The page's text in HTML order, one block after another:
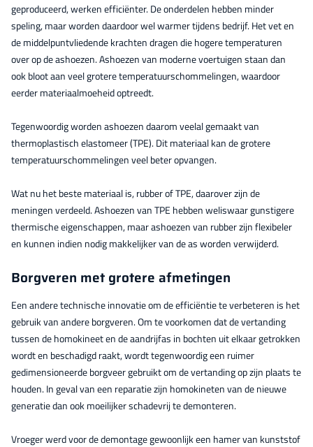
geproduceerd, werken efficiënter. De onderdelen hebben minder
speling, maar worden daardoor wel warmer tijdens bedrijf. Het vet en
de middelpuntvliedende krachten dragen die hogere temperaturen
over op de ashoezen. Ashoezen van moderne voertuigen staan dan
ook bloot aan veel grotere temperatuurschommelingen, waardoor
eerder materiaalmoeheid optreedt.
Tegenwoordig worden ashoezen daarom veelal gemaakt van
thermoplastisch elastomeer (TPE). Dit materiaal kan de grotere
temperatuurschommelingen veel beter opvangen.
Wat nu het beste materiaal is, rubber of TPE, daarover zijn de
meningen verdeeld. Ashoezen van TPE hebben weliswaar gunstigere
thermische eigenschappen, maar ashoezen van rubber zijn flexibeler
en kunnen indien nodig makkelijker van de as worden verwijderd.
Borgveren met grotere afmetingen
Een andere technische innovatie om de efficiëntie te verbeteren is het
gebruik van andere borgveren. Om te voorkomen dat de vertanding
tussen de homokineet en de aandrijfas in bochten uit elkaar getrokken
wordt en beschadigd raakt, wordt tegenwoordig een ruimer
gedimensioneerde borgveer gebruikt om de vertanding op zijn plaats te
houden. In geval van een reparatie zijn homokineten van de nieuwe
generatie dan ook moeilijker schadevrij te demonteren.
Vroeger werd voor de demontage gewoonlijk een hamer van kunststof